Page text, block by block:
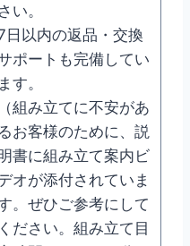
さい。
日以内の返品・交換
ポートも完備してい
ます。
（組み立てに不安があ
るお客様のために、説
書に組み立て案内ビ
オが添付されていま
。ぜひご参考にして
ください。組み立て目